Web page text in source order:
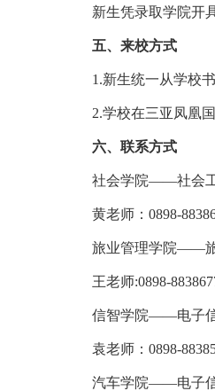
新生凭录取学院开
五、来校方式
1.新生统一从学校
2.学校在三亚凤凰
六、联系方式
社会学院――社会
黄老师：0898-
旅业管理学院――
王老师:0898-
信智学院――电子
袁老师：0898-
汽车学院――电子